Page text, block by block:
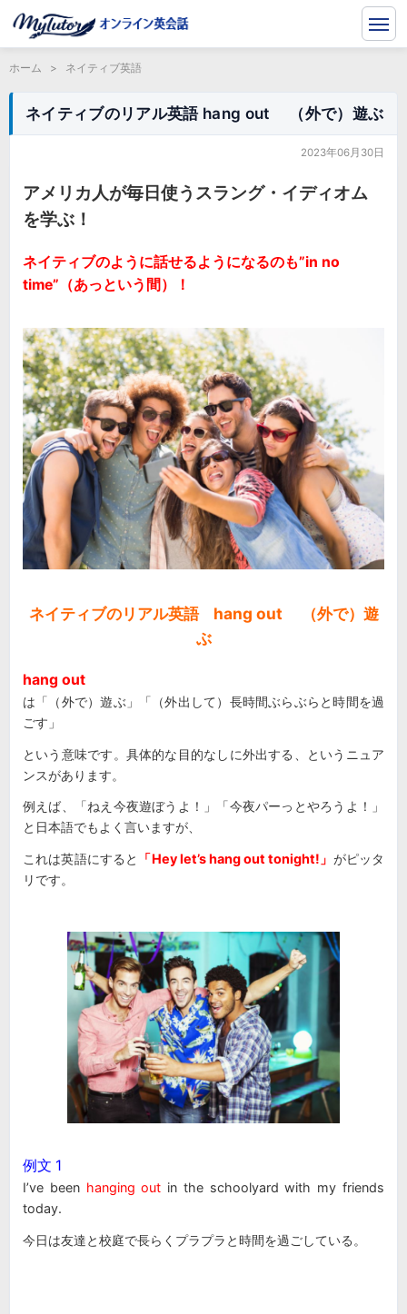
ホーム > ネイティブ英語
ネイティブのリアル英語 hang out （外で）遊ぶ
2023年06月30日
アメリカ人が毎日使うスラング・イディオム
を学ぶ！
ネイティブのように話せるようになるのも”in no
time”（あっという間）！
ネイティブのリアル英語 hang out （外で）遊
ぶ
hang out
は「（外で）遊ぶ」「（外出して）長時間ぶらぶらと時間を過
ごす」
という意味です。具体的な目的なしに外出する、というニュア
ンスがあります。
例えば、「ねえ今夜遊ぼうよ！」「今夜パーっとやろうよ！」
と日本語でもよく言いますが、
これは英語にすると 「Hey let’s hang out tonight!」 がピッタ
リです。
例文 1
I’ve been hanging out in the schoolyard with my friends
today.
今日は友達と校庭で長らくプラプラと時間を過ごしている。